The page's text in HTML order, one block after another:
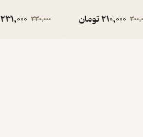
210,000تومان 330,000
231,000